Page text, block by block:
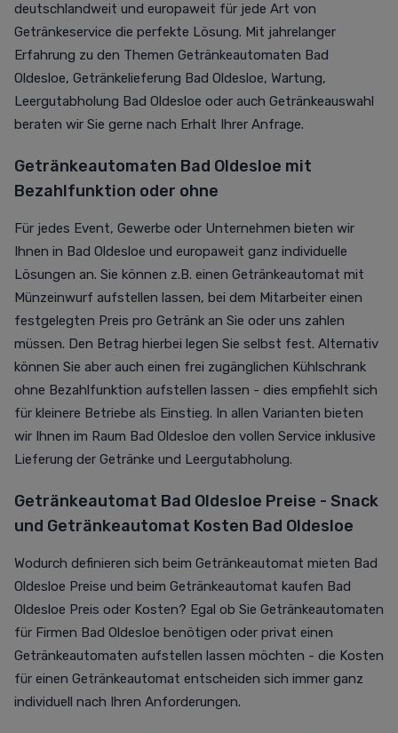
deutschlandweit und europaweit für jede Art von
Getränkeservice die perfekte Lösung. Mit jahrelanger
Erfahrung zu den Themen Getränkeautomaten Bad
Oldesloe, Getränkelieferung Bad Oldesloe, Wartung,
Leergutabholung Bad Oldesloe oder auch Getränkeauswahl
beraten wir Sie gerne nach Erhalt Ihrer Anfrage.
Getränkeautomaten Bad Oldesloe mit
Bezahlfunktion oder ohne
Für jedes Event, Gewerbe oder Unternehmen bieten wir
Ihnen in Bad Oldesloe und europaweit ganz individuelle
Lösungen an. Sie können z.B. einen Getränkeautomat mit
Münzeinwurf aufstellen lassen, bei dem Mitarbeiter einen
festgelegten Preis pro Getränk an Sie oder uns zahlen
müssen. Den Betrag hierbei legen Sie selbst fest. Alternativ
können Sie aber auch einen frei zugänglichen Kühlschrank
ohne Bezahlfunktion aufstellen lassen - dies empfiehlt sich
für kleinere Betriebe als Einstieg. In allen Varianten bieten
wir Ihnen im Raum Bad Oldesloe den vollen Service inklusive
Lieferung der Getränke und Leergutabholung.
Getränkeautomat Bad Oldesloe Preise - Snack
und Getränkeautomat Kosten Bad Oldesloe
Wodurch definieren sich beim Getränkeautomat mieten Bad
Oldesloe Preise und beim Getränkeautomat kaufen Bad
Oldesloe Preis oder Kosten? Egal ob Sie Getränkeautomaten
für Firmen Bad Oldesloe benötigen oder privat einen
Getränkeautomaten aufstellen lassen möchten - die Kosten
für einen Getränkeautomat entscheiden sich immer ganz
individuell nach Ihren Anforderungen.